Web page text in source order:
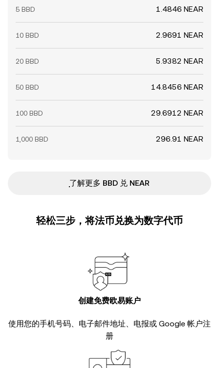
5 BBD 1.4846 NEAR
10 BBD 2.9691 NEAR
20 BBD 5.9382 NEAR
50 BBD 14.8456 NEAR
100 BBD 29.6912 NEAR
1,000 BBD 296.91 NEAR
ִִִִִִִִִִִִִִִִִִִִִִִִִִִִִִִִִִִִִִִִִִִִִִִ了解更多 BBD 兑 NEAR
轻松三步，将法币兑换为数字代币
创建免费欧易账户
使用您的手机号码、电子邮件地址、电报或 Google 帐户注
册